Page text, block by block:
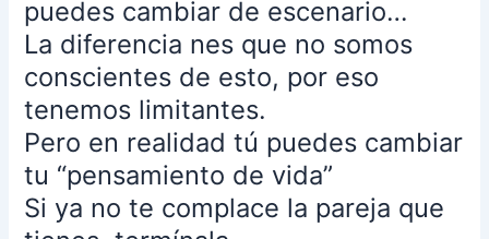
puedes cambiar de escenario…
La diferencia nes que no somos
conscientes de esto, por eso
tenemos limitantes.
Pero en realidad tú puedes cambiar
tu “pensamiento de vida”
Si ya no te complace la pareja que
para
alcanzar
uno
venía.
Pensé
que
tenía
que